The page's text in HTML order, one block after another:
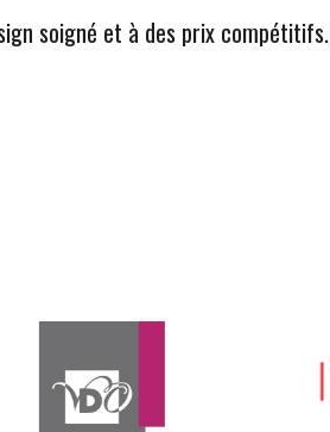
soigné et à des prix compétitifs.